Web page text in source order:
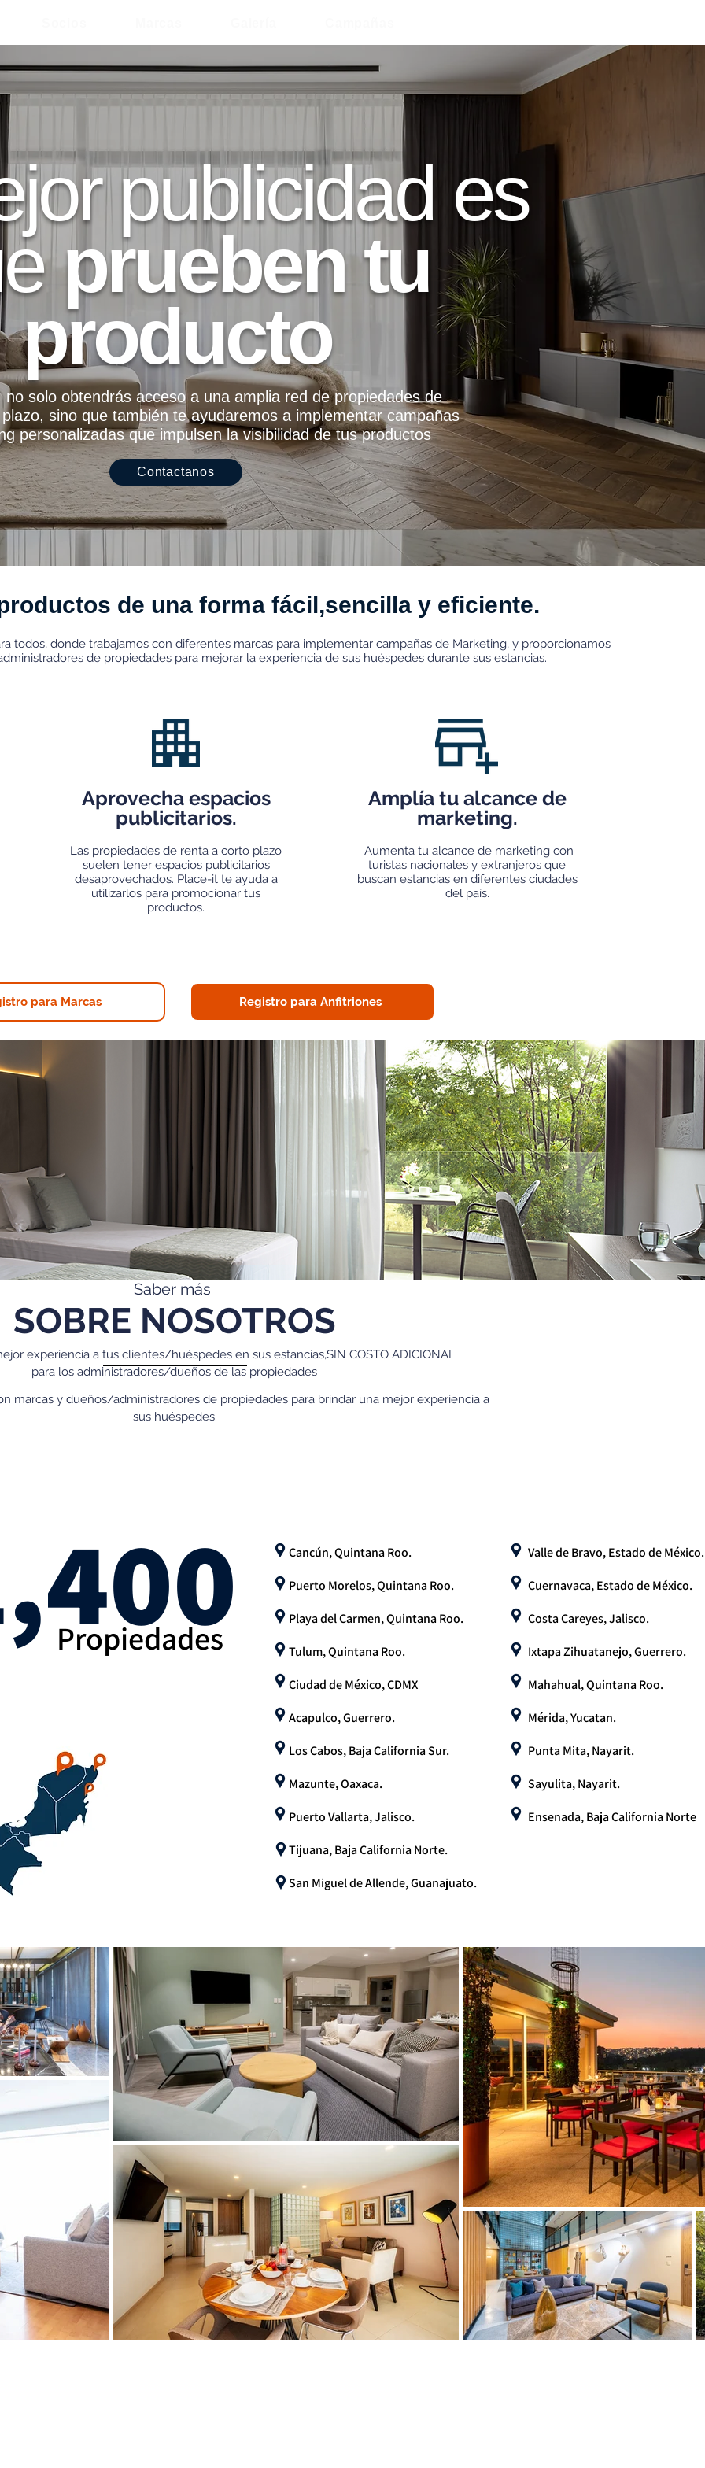
publicidad es
prueben tu
producto
no solo obtendrás acceso a una amplia red de propiedades de
sino que también te ayudaremos a implementar campañas
personalizadas que impulsen la visibilidad de tus productos
Contactanos
de una forma fácil,sencilla y eficiente.
todos, donde trabajamos con diferentes marcas para implementar campañas de Marketing, y proporcionamos
de propiedades para mejorar la experiencia de sus huéspedes durante sus estancias.
Aprovecha espacios
publicitarios.
Las propiedades de renta a corto plazo
suelen tener espacios publicitarios
desaprovechados. Place-it te ayuda a
utilizarlos para promocionar tus
productos.
Amplía tu alcance de
marketing.
Aumenta tu alcance de marketing con
turistas nacionales y extranjeros que
buscan estancias en diferentes ciudades
del país.
para Marcas Registro para Anfitriones
Saber más
SOBRE NOSOTROS
experiencia a tus clientes/huéspedes en sus estancias,SIN COSTO ADICIONAL
para los administradores/dueños de las propiedades
marcas y dueños/administradores de propiedades para brindar una mejor experiencia a
sus huéspedes.
Propiedades
Cancún, Quintana Roo.
Puerto Morelos, Quintana Roo.
Playa del Carmen, Quintana Roo.
Tulum, Quintana Roo.
Ciudad de México, CDMX
Acapulco, Guerrero.
Los Cabos, Baja California Sur.
Mazunte, Oaxaca.
Puerto Vallarta, Jalisco.
Tijuana, Baja California Norte.
San Miguel de Allende, Guanajuato.
Valle de Bravo, Estado de México.
Cuernavaca, Estado de México.
Costa Careyes, Jalisco.
Ixtapa Zihuatanejo, Guerrero.
Mahahual, Quintana Roo.
Mérida, Yucatan.
Punta Mita, Nayarit.
Sayulita, Nayarit.
Ensenada, Baja California Norte